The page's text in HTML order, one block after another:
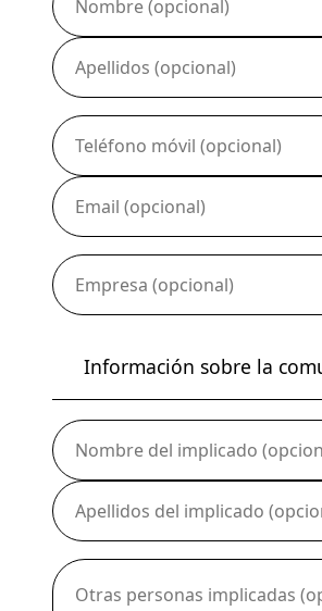
del apartado
informante”.
únicamente
accesibles
abogados de
que tramiten tu
comunicación.
Anónima
Nadie conocerá
identidad. No
rellenar
“Datos del
Waterwhale se
al que tendrás
contraseña
serán
enviar la
Información sobre la